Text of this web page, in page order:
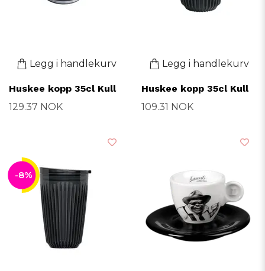
Legg i handlekurv
Huskee kopp 35cl Kull
129.37 NOK
Legg i handlekurv
Huskee kopp 35cl Kull
109.31 NOK
-8%